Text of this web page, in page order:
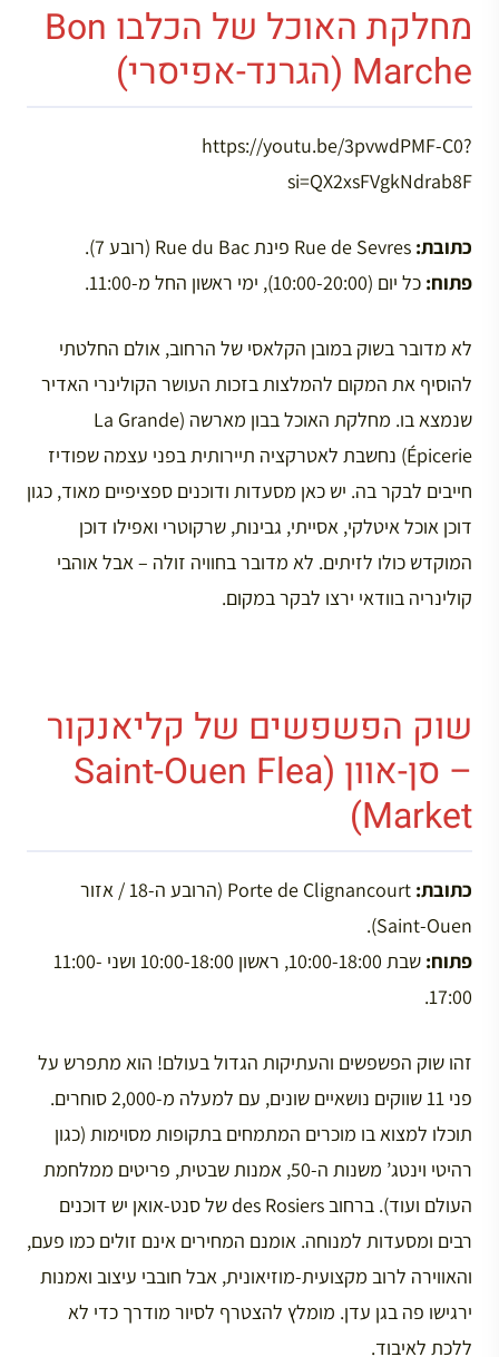
מחלקת האוכל של הכלבו Bon
Marche (הגרנד-אפיסרי)
https://youtu.be/3pvwdPMF-C0?
si=QX2xsFVgkNdrab8F
כתובת:
פתוח: כל יום (10:00-20:00), ימי ראשון החל מ-11:00.
לא מדובר בשוק במובן הקלאסי של הרחוב, אולם החלטתי
להוסיף את המקום להמלצות בזכות העושר הקולינרי האדיר
שנמצא בו. מחלקת האוכל בבון מארשה (La Grande
Épicerie) נחשבת לאטרקציה תיירותית בפני עצמה שפודיז
חייבים לבקר בה. יש כאן מסעדות ודוכנים ספציפיים מאוד, כגון
דוכן אוכל איטלקי, אסייתי, גבינות, שרקוטרי ואפילו דוכן
המוקדש כולו לזיתים. לא מדובר בחוויה זולה – אבל אוהבי
קולינריה בוודאי ירצו לבקר במקום.
שוק הפשפשים של קליאנקור
– סן-אוון (Saint-Ouen Flea
Market)
כתובת:
Porte de Clignancourt (הרובע ה-18 / אזור
Saint-Ouen).
פתוח:
שבת 10:00-18:00, ראשון 10:00-18:00 ושני 11:00-
17:00.
זהו שוק הפשפשים והעתיקות הגדול בעולם! הוא מתפרש על
פני 11 שווקים נושאיים שונים, עם למעלה מ-2,000 סוחרים.
תוכלו למצוא בו מוכרים המתמחים בתקופות מסוימות (כגון
רהיטי וינטג’ משנות ה-50, אמנות שבטית, פריטים ממלחמת
העולם ועוד). ברחוב des Rosiers של סנט-אואן יש דוכנים
רבים ומסעדות למנוחה. אומנם המחירים אינם זולים כמו פעם,
והאווירה לרוב מקצועית-מוזיאונית, אבל חובבי עיצוב ואמנות
ירגישו פה בגן עדן. מומלץ להצטרף לסיור מודרך כדי לא
ללכת לאיבוד.